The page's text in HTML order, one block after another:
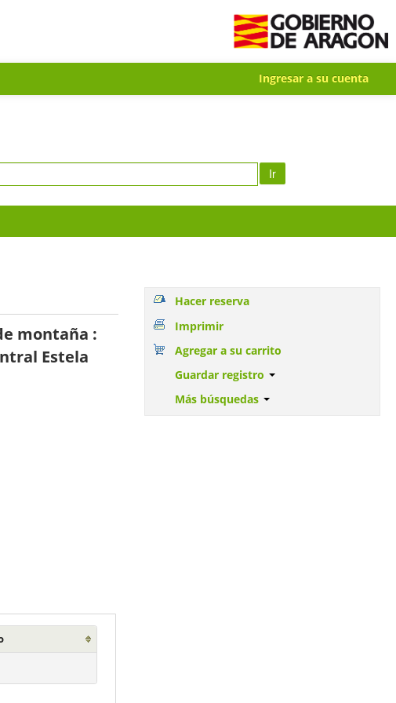
Ingresar a su cuenta
Ir
montaña :
Estela
Hacer reserva
Imprimir
Agregar a su carrito
Guardar registro
Más búsquedas